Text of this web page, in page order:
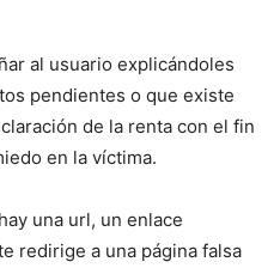
al usuario explicándoles
pendientes o que existe
de la renta con el fin
en la víctima.
una url, un enlace
redirige a una página falsa